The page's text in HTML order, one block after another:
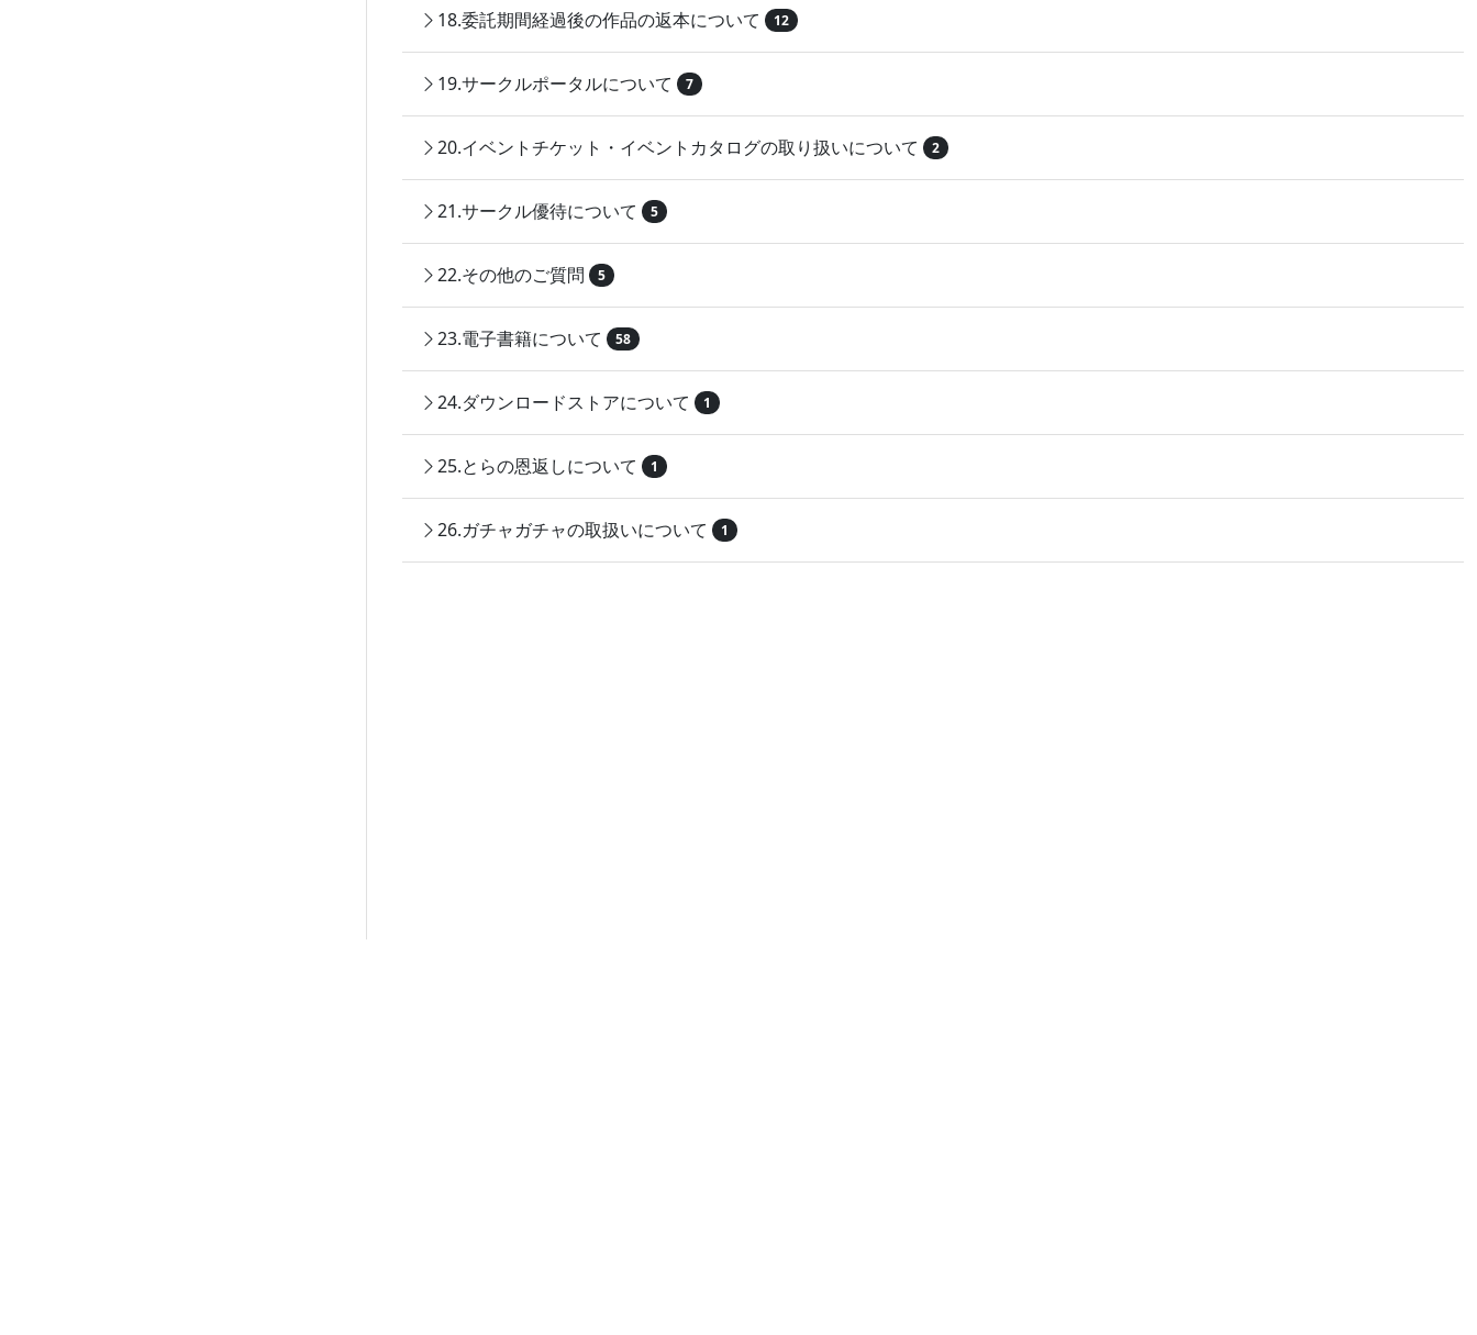
18.委託期間経過後の作品の返本について 12
19.サークルポータルについて 7
20.イベントチケット・イベントカタログの取り扱いについて 2
21.サークル優待について 5
22.その他のご質問 5
23.電子書籍について 58
24.ダウンロードストアについて 1
25.とらの恩返しについて 1
26.ガチャガチャの取扱いについて 1